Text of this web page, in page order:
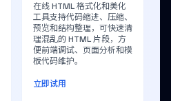
在线 HTML 格式化和美化
工具支持代码缩进、压缩、
预览和结构整理，可快速清
理混乱的 HTML 片段，方
便前端调试、页面分析和模
板代码维护。
立即试用